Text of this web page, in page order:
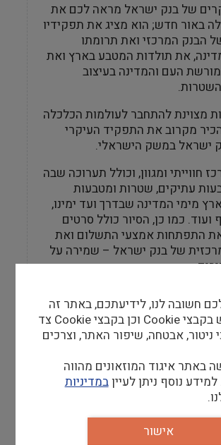
של בנק ישראל מראה לכם את
באור חדש; הוא מציג את תפקידיו
הבנק המרכזי ואת תרומתו
את תולדות המטבע בארץ ואת
העם והמדינה בעיצוב
.
מצוינת להתחבר לעולמות הכלכלה
מקרוב את התפקיד העיקרי
ישראל במשק הישראלי.
חווייתי ומגוון, וכולל תערוכה שבה
עתיקים, שטרות ומטבעות
מימי המדינה שבדרך ועד ימינו,
ועוד. כמו כן, הסיור כולל סרטים
התפתחות אמצעי התשלום ואת
של בנק ישראל – שמירה על
ורבע.
כרוך בתשלום אך מותנה בהרשמה
נמצא בבניין בנק ישראל בתל
(פינת נחלת בנימין).
חשובה לנו, לידיעתכם, באתר זה
נעשה שימוש בקבצי Cookie וכן בקבצי Cookie צד
ניטור, אבטחה, שיפור האתר, וצרכים
באתר איגוד המוזאונים מהווה
נוסף ניתן לעייןבמדיניות
אישור